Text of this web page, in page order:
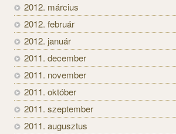
2012. március
2012. február
2012. január
2011. december
2011. november
2011. október
2011. szeptember
2011. augusztus